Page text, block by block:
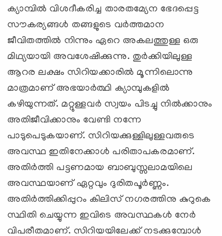
ക്യാമ്പില്‍ വിശദീകരിച്ച താരതമ്യേന ഭേദപ്പെട്ട
സൗകര്യങ്ങള്‍ തങ്ങളുടെ വര്‍ത്തമാന
ജീവിതത്തില്‍ നിന്നും ഏറെ അകലത്തുള്ള ഒരു
മിഥ്യയായി അവശേഷിക്കുന്നു. തുര്‍ക്കിയിലുള്ള
ആറര ലക്ഷം സിറിയക്കാരില്‍ മൂന്നിലൊന്നു
മാത്രമാണ് അഭയാര്‍ത്ഥി ക്യാമ്പുകളില്‍
കഴിയുന്നത്. മറ്റുള്ളവര്‍ സ്വയം പിടച്ചു നില്‍ക്കാനും
അതിജീവിക്കാനും വേണ്ടി നന്നേ
പാടുപെടുകയാണ്. സിറിയക്കുള്ളിലുള്ളവരുടെ
അവസ്ഥ ഇതിനേക്കാള്‍ പരിതാപകരമാണ്.
അതിര്‍ത്തി പട്ടണമായ ബാബുസ്സലാമയിലെ
അവസ്ഥയാണ് ഏറ്റവും ദുരിതപൂര്‍ണ്ണം.
അതിര്‍ത്തിക്കിപ്പുറം കിലിസ് നഗരത്തിനു കുറുകെ
സ്ഥിതി ചെയ്യുന്ന ഇവിടെ അവസ്ഥകള്‍ നേര്‍
വിപരീതമാണ്. സിറിയയിലേക്ക് നടക്കുമ്പോള്‍